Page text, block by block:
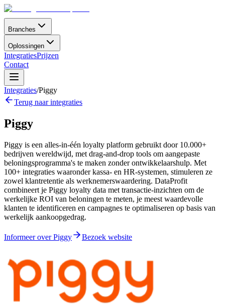
Branches
Oplossingen
IntegratiesPrijzen
Contact
Integraties/Piggy
Terug naar integraties
Piggy
Piggy is een alles-in-één loyalty platform gebruikt door 10.000+
bedrijven wereldwijd, met drag-and-drop tools om aangepaste
beloningsprogramma's te maken zonder ontwikkelaarshulp. Met
100+ integraties waaronder kassa- en HR-systemen, stimuleren ze
zowel klantretentie als werknemerswaardering. DataProfit
combineert je Piggy loyalty data met transactie-inzichten om de
werkelijke ROI van beloningen te meten, je meest waardevolle
klanten te identificeren en campagnes te optimaliseren op basis van
werkelijk aankoopgedrag.
Informeer over Piggy Bezoek website